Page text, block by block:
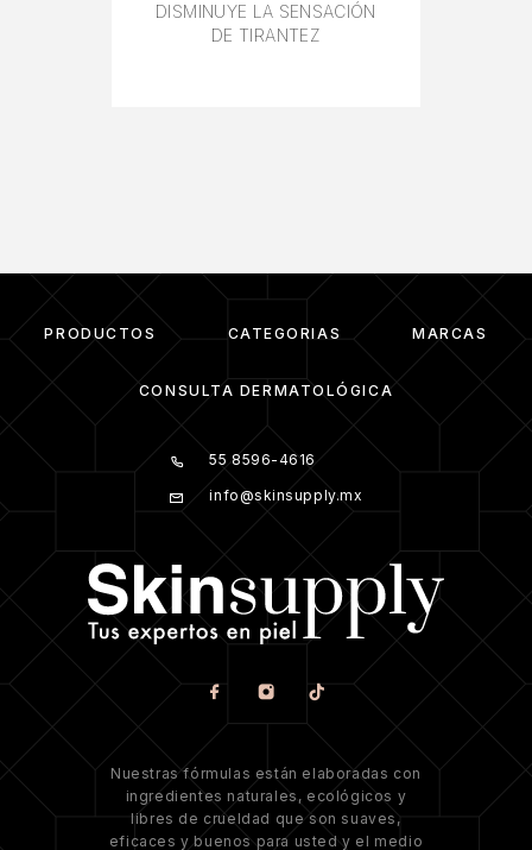
DISMINUYE LA SENSACIÓN
DE TIRANTEZ
PRODUCTOS CATEGORIAS MARCAS
CONSULTA DERMATOLÓGICA
55 8596-4616
info@skinsupply.mx
Nuestras fórmulas están elaboradas con
ingredientes naturales, ecológicos y
libres de crueldad que son suaves,
eficaces y buenos para usted y el medio